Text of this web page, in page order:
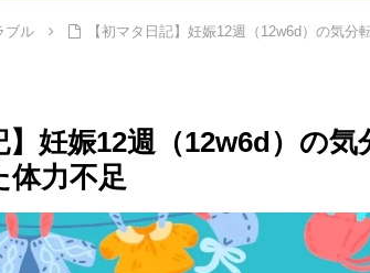
ブル 【初マタ日記】妊娠12週（12w6d）の気
】妊娠12週（12w6d）の
力不足